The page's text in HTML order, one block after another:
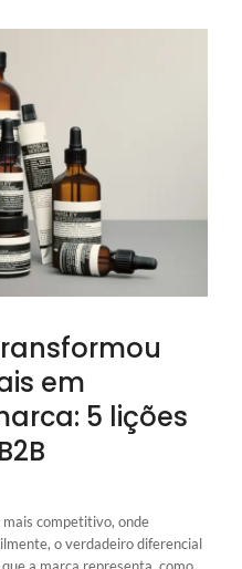
em
5 lições
competitivo, onde
o verdadeiro diferencial
a marca representa, como